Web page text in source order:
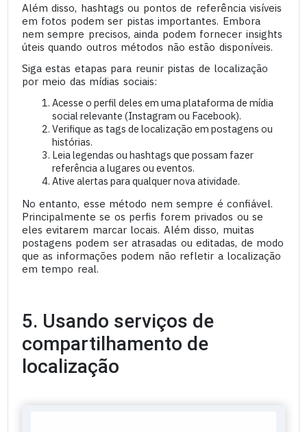
Além disso, hashtags ou pontos de referência visíveis
em fotos podem ser pistas importantes. Embora
nem sempre precisos, ainda podem fornecer insights
úteis quando outros métodos não estão disponíveis.
Siga estas etapas para reunir pistas de localização
por meio das mídias sociais:
Acesse o perfil deles em uma plataforma de mídia
social relevante (Instagram ou Facebook).
Verifique as tags de localização em postagens ou
histórias.
Leia legendas ou hashtags que possam fazer
referência a lugares ou eventos.
Ative alertas para qualquer nova atividade.
No entanto, esse método nem sempre é confiável.
Principalmente se os perfis forem privados ou se
eles evitarem marcar locais. Além disso, muitas
postagens podem ser atrasadas ou editadas, de modo
que as informações podem não refletir a localização
em tempo real.
5. Usando serviços de
compartilhamento de
localização